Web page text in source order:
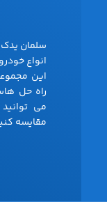
سلمان
انواع
این
راه حل
می
مقایسه